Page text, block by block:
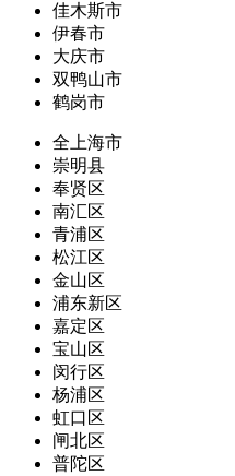
佳木斯市
伊春市
大庆市
双鸭山市
鹤岗市
全上海市
崇明县
奉贤区
南汇区
青浦区
松江区
金山区
浦东新区
嘉定区
宝山区
闵行区
杨浦区
虹口区
闸北区
普陀区